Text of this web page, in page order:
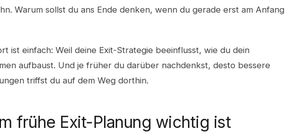
Warum sollst du ans Ende denken, wenn du gerade erst am Anfang
ist einfach: Weil deine Exit-Strategie beeinflusst, wie du dein
aufbaust. Und je früher du darüber nachdenkst, desto bessere
triffst du auf dem Weg dorthin.
frühe Exit-Planung wichtig ist